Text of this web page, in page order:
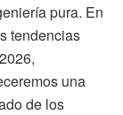
pura. En
tendencias
una
de los